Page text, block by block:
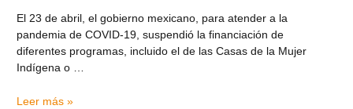
El 23 de abril, el gobierno mexicano, para atender a la
pandemia de COVID-19, suspendió la financiación de
diferentes programas, incluido el de las Casas de la Mujer
Indígena o …
Leer más »